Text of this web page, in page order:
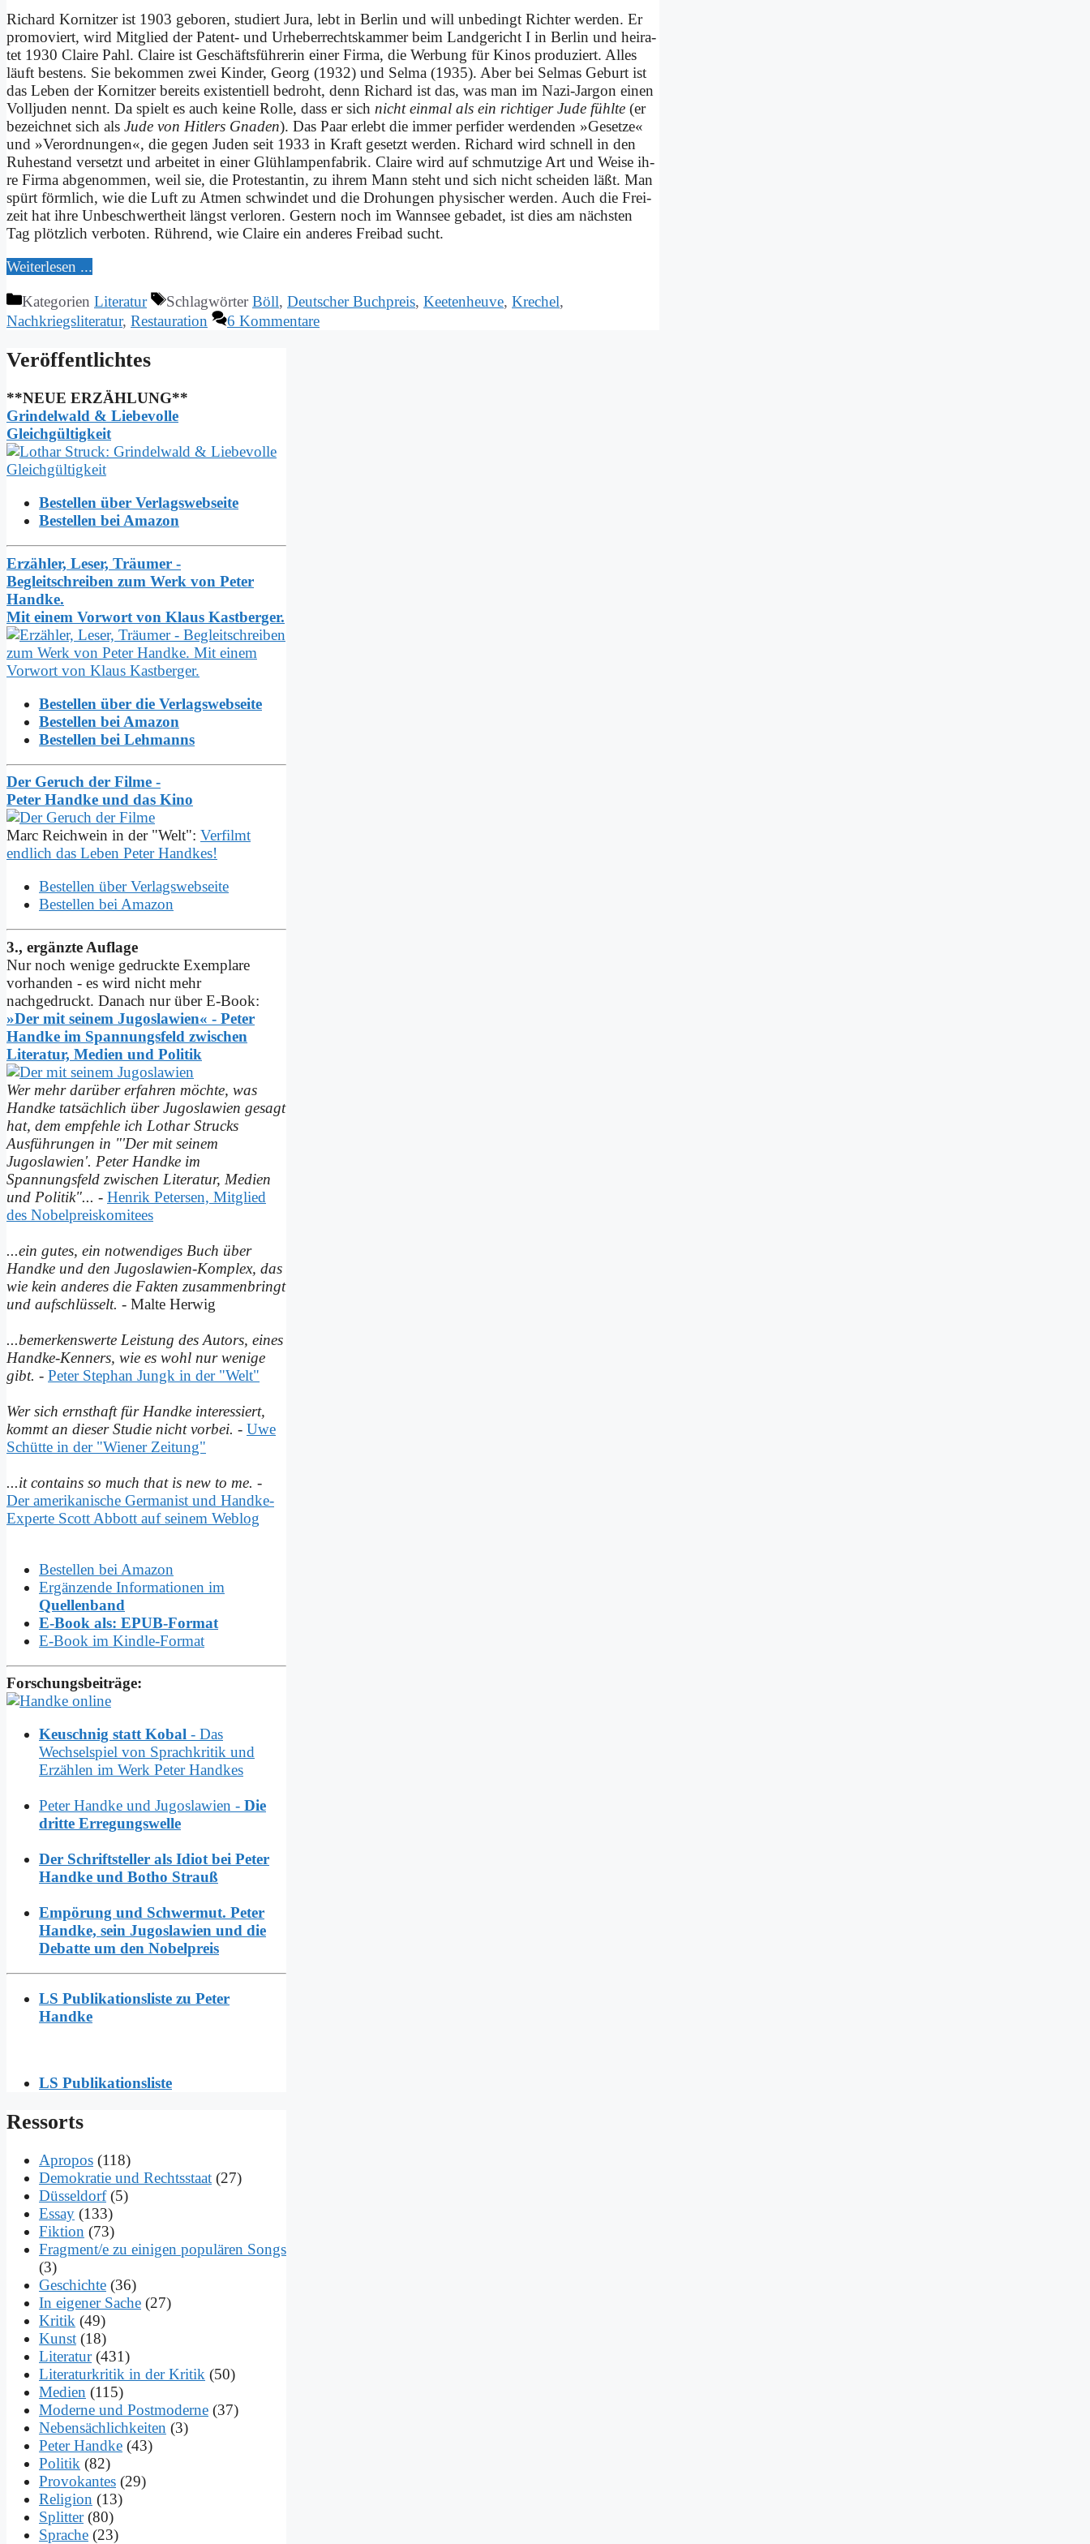
Ri­chard Kor­nit­zer ist 1903 ge­bo­ren, stu­diert Ju­ra, lebt in Ber­lin und will un­be­dingt Rich­ter wer­den. Er
pro­mo­viert, wird Mit­glied der Pa­tent- und Ur­he­ber­rechts­kam­mer beim Land­ge­richt I in Ber­lin und hei­ra­
tet 1930 Clai­re Pahl. Clai­re ist Ge­schäfts­füh­re­rin ei­ner Fir­ma, die Wer­bung für Ki­nos pro­du­ziert. Al­les
läuft be­stens. Sie be­kom­men zwei Kin­der, Ge­org (1932) und Sel­ma (1935). Aber bei Sel­mas Ge­burt ist
das Le­ben der Kor­nit­zer be­reits exi­sten­ti­ell be­droht, denn Ri­chard ist das, was man im Na­zi-Jar­gon ei­nen
Voll­ju­den nennt. Da spielt es auch kei­ne Rol­le, dass er sich nicht ein­mal als ein rich­ti­ger Ju­de fühl­te (er
be­zeichnet sich als Ju­de von Hit­lers Gna­den). Das Paar er­lebt die im­mer per­fi­der wer­den­den »Ge­set­ze«
und »Ver­ord­nun­gen«, die ge­gen Ju­den seit 1933 in Kraft ge­setzt wer­den. Ri­chard wird schnell in den
Ru­he­stand ver­setzt und ar­bei­tet in ei­ner Glüh­lam­pen­fa­brik. Clai­re wird auf schmut­zi­ge Art und Wei­se ih­
re Fir­ma ab­ge­nom­men, weil sie, die Protes­tantin, zu ih­rem Mann steht und sich nicht schei­den läßt. Man
spürt förm­lich, wie die Luft zu At­men schwin­det und die Dro­hun­gen phy­si­scher wer­den. Auch die Frei­
zeit hat ih­re Un­be­schwert­heit längst ver­lo­ren. Ge­stern noch im Wann­see ge­ba­det, ist dies am näch­sten
Tag plötz­lich ver­bo­ten. Rüh­rend, wie Clai­re ein an­de­res Frei­bad sucht.
Wei­ter­le­sen ...
Kategorien Literatur SchlagwörterBöll, Deutscher Buchpreis, Keetenheuve, Krechel,
Nachkriegsliteratur, Restauration 6 Kommentare
Ver­öf­fent­lich­tes
**NEUE ERZÄHLUNG**
Grindelwald & Liebevolle
Gleichgültigkeit
Bestellen über Verlagswebseite
Bestellen bei Amazon
Erzähler, Leser, Träumer -
Begleitschreiben zum Werk von Peter
Handke.
Mit einem Vorwort von Klaus Kastberger.
Bestellen über die Verlagswebseite
Bestellen bei Amazon
Bestellen bei Lehmanns
Der Geruch der Filme -
Peter Handke und das Kino
Marc Reichwein in der "Welt": Verfilmt
endlich das Leben Peter Handkes!
Bestellen über Verlagswebseite
Bestellen bei Amazon
3., ergänzte Auflage
Nur noch wenige gedruckte Exemplare
vorhanden - es wird nicht mehr
nachgedruckt. Danach nur über E-Book:
»Der mit seinem Jugoslawien« - Peter
Handke im Spannungs­feld zwischen
Literatur, Medien und Politik
Wer mehr darüber erfahren möchte, was
Handke tatsächlich über Jugoslawien gesagt
hat, dem empfehle ich Lothar Strucks
Ausführungen in "'Der mit seinem
Jugoslawien'. Peter Handke im
Spannungsfeld zwischen Literatur, Medien
und Politik"... - Henrik Petersen, Mitglied
des Nobelpreiskomitees
...ein gutes, ein notwendiges Buch über
Handke und den Jugoslawien-Komplex, das
wie kein anderes die Fakten zusammenbringt
und auf­schlüsselt. - Malte Herwig
...bemerkenswerte Leistung des Autors, eines
Handke-Kenners, wie es wohl nur wenige
gibt. - Peter Stephan Jungk in der "Welt"
Wer sich ernsthaft für Handke interessiert,
kommt an dieser Studie nicht vorbei. - Uwe
Schütte in der "Wiener Zeitung"
...it contains so much that is new to me. -
Der amerikanische Germanist und Handke-
Experte Scott Abbott auf seinem Weblog
Bestellen bei Amazon
Ergänzende Informationen im
Quellenband
E-Book als: EPUB-Format
E-Book im Kindle-Format
Forschungsbeiträge:
Keuschnig statt Kobal - Das
Wechselspiel von Sprachkritik und
Erzählen im Werk Peter Handkes
Peter Handke und Jugoslawien - Die
dritte Erregungswelle
Der Schriftsteller als Idiot bei Peter
Handke und Botho Strauß
Empörung und Schwermut. Peter
Handke, sein Jugoslawien und die
Debatte um den Nobelpreis
LS Publikationsliste zu Peter
Handke
LS Publikationsliste
Res­sorts
Apropos (118)
Demokratie und Rechtsstaat (27)
Düsseldorf(5)
Essay (133)
Fiktion (73)
Fragment/e zu einigen populären Songs
(3)
Geschichte (36)
In eigener Sache (27)
Kritik (49)
Kunst (18)
Literatur(431)
Literaturkritik in der Kritik (50)
Medien (115)
Moderne und Postmoderne (37)
Nebensächlichkeiten (3)
Peter Handke (43)
Politik (82)
Provokantes (29)
Religion (13)
Splitter(80)
Sprache (23)